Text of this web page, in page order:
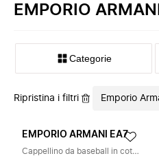
EMPORIO
Categorie
Ripristina i filtri Emporio
EMPORIO ARMANI EA7
Cappellino da baseball in cotone